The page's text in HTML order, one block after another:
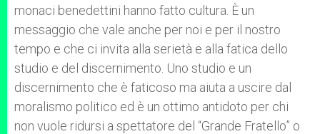
monaci benedettini hanno fatto cultura. È un
messaggio che vale anche per noi e per il nostro
tempo e che ci invita alla serietà e alla fatica dello
studio e del discernimento. Uno studio e un
discernimento che è faticoso ma aiuta a uscire dal
moralismo politico ed è un ottimo antidoto per chi
non vuole ridursi a spettatore del “Grande Fratello” o